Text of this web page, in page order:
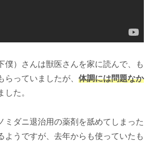
僕）さんは獣医さんを家に読んで、も
らっていましたが、 体調には問題なか
した。
ミダニ退治用の薬剤を舐めてしまった
ようですが、去年からも使っていたも